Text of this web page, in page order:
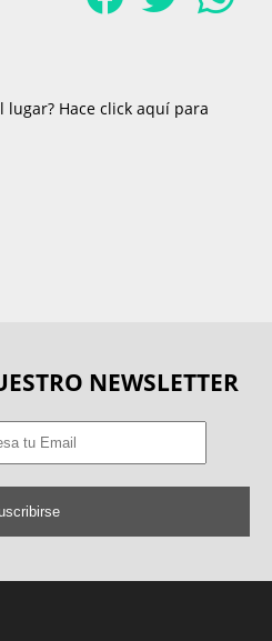
lugar? Hace click aquí para
NEWSLETTER